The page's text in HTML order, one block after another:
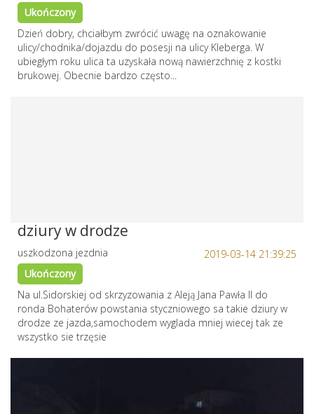
Ukończony
Dzień dobry, chciałbym zwrócić uwagę na oznakowanie
ulicy/chodnika/dojazdu do posesji na ulicy Kleberga. W
ubiegłym roku ulica ta uzyskała nową nawierzchnię z kostki
brukowej. Obecnie bardzo często...
dziury w drodze
2019-03-14 21:39:25
uszkodzona jezdnia
Ukończony
Na ul.Sidorskiej od skrzyzowania z Aleją Jana Pawła II do
ronda Bohaterów powstania styczniowego sa takie dziury w
drodze ze jazda,samochodem wyglada mniej wiecej tak ze
wszystko sie trzęsie